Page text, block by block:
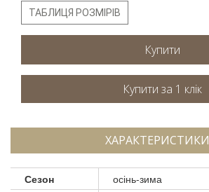
ТАБЛИЦЯ РОЗМІРІВ
Купити
ХАРАКТЕРИСТИКИ
Сезон
осінь-зима